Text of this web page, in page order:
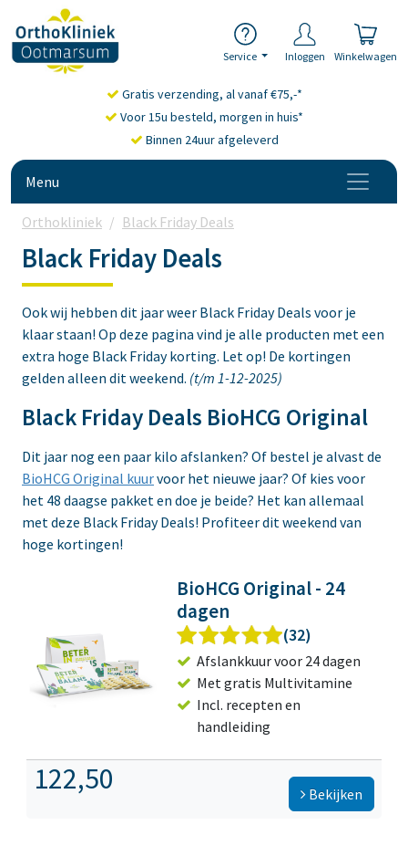
Service Inloggen Winkelwagen
Gratis verzending, al vanaf €75,-*
Voor 15u besteld, morgen in huis*
Binnen 24uur afgeleverd
Menu
Orthokliniek Black Friday Deals
Black Friday Deals
Ook wij hebben dit jaar weer Black Friday Deals voor je
klaar staan! Op deze pagina vind je alle producten met een
extra hoge Black Friday korting. Let op! De kortingen
gelden alleen dit weekend. (t/m 1-12-2025)
Black Friday Deals BioHCG Original
Dit jaar nog een paar kilo afslanken? Of bestel je alvast de
BioHCG Original kuurvoor het nieuwe jaar? Of kies voor
het 48 daagse pakket en doe je beide? Het kan allemaal
met deze Black Friday Deals! Profiteer dit weekend van
hoge kortingen!
BioHCG Original - 24
dagen
(32)
Afslankkuur voor 24 dagen
Met gratis Multivitamine
Incl. recepten en
handleiding
122,50 Bekijken